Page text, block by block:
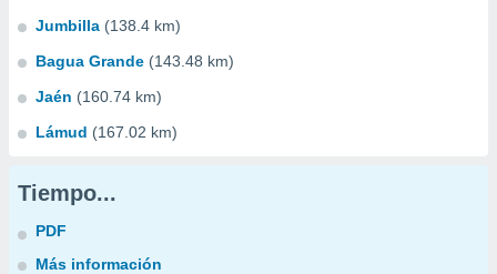
Jumbilla (138.4 km)
Bagua Grande (143.48 km)
Jaén (160.74 km)
Lámud (167.02 km)
Tiempo...
PDF
Más información